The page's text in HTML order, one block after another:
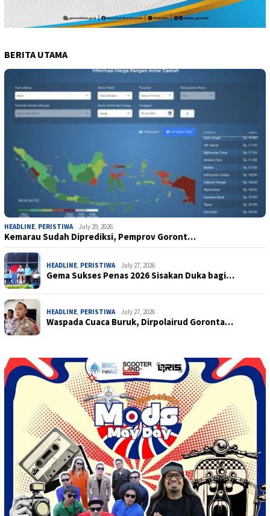
BERITA UTAMA
HEADLINE, PERISTIWA July 29, 2026
Kemarau Sudah Diprediksi, Pemprov Goront…
HEADLINE, PERISTIWA July 27, 2026
Gema Sukses Penas 2026 Sisakan Duka bagi…
HEADLINE, PERISTIWA July 27, 2026
Waspada Cuaca Buruk, Dirpolairud Goronta…